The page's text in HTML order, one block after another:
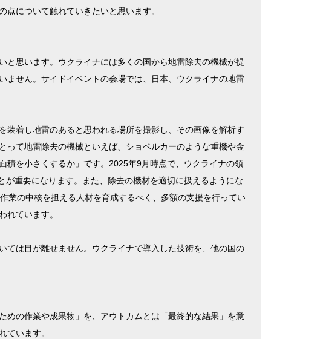
について触れていきたいと思います。
と思います。ウクライナには多くの国から地雷除去の機械が提
ません。サイドイベントの会場では、日本、ウクライナの地雷
着し地雷のあると思われる場所を撮影し、その画像を解析す
て地雷除去の機械といえば、ショベルカーのような重機や金
積を小さくするか」です。2025年9月時点で、ウクライナの領
重要になります。また、除去の機材を適切に扱えるようにな
業の中核を担える人材を育成するべく、多額の支援を行ってい
れています。
ては目が離せません。ウクライナで導入した技術を、他の国の
めの作業や成果物」を、アウトカムとは「最終的な結果」を意
ています。